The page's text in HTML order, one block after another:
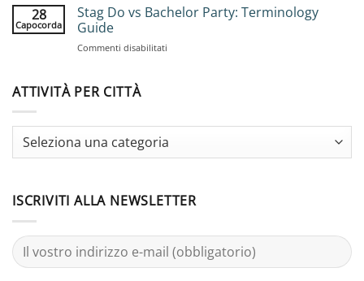
Complete
Party
Ideas
28
Capocorda
Stag Do vs Bachelor Party: Terminology
Guide
Commenti disabilitati
Terminology
Guide
ATTIVITÀ PER CITTÀ
ISCRIVITI ALLA NEWSLETTER